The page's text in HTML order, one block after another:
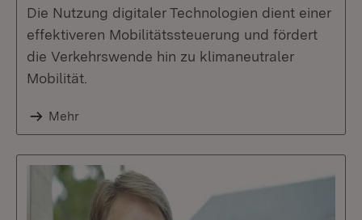
Die Nutzung digitaler Technologien dient einer
effektiveren Mobilitätssteuerung und fördert
die Verkehrswende hin zu klimaneutraler
Mobilität.
Mehr